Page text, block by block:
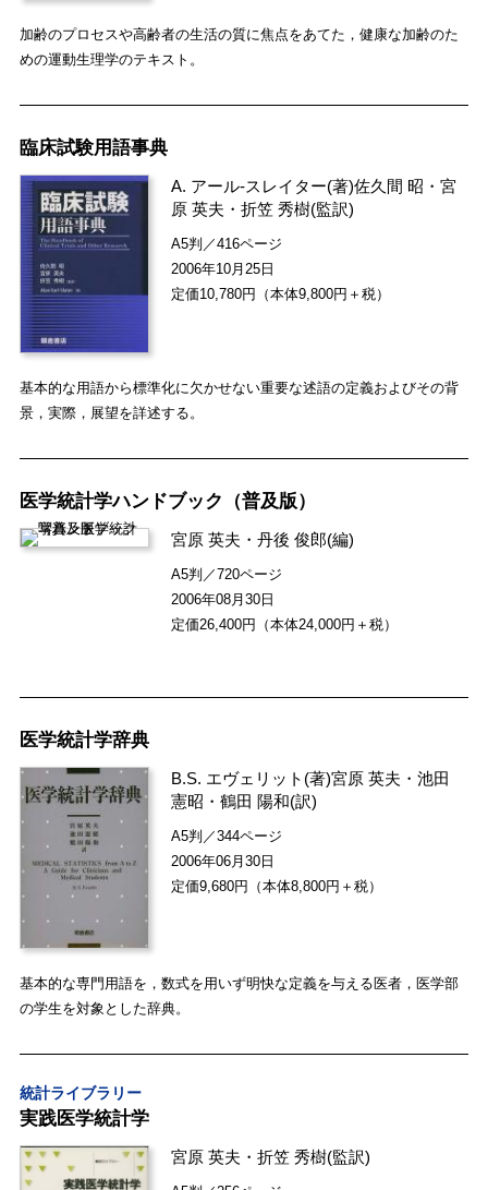
加齢のプロセスや高齢者の生活の質に焦点をあてた，健康な加齢のた
めの運動生理学のテキスト。
臨床試験用語事典
A. アール-スレイター(著)佐久間 昭 ・宮
原 英夫 ・折笠 秀樹(監訳)
A5判／416ページ
2006年10月25日
定価10,780円（本体9,800円＋税）
基本的な用語から標準化に欠かせない重要な述語の定義およびその背
景，実際，展望を詳述する。
医学統計学ハンドブック（普及版）
宮原 英夫 ・丹後 俊郎(編)
A5判／720ページ
2006年08月30日
定価26,400円（本体24,000円＋税）
医学統計学辞典
B.S. エヴェリット (著)宮原 英夫 ・池田
憲昭 ・鶴田 陽和(訳)
A5判／344ページ
2006年06月30日
定価9,680円（本体8,800円＋税）
基本的な専門用語を，数式を用いず明快な定義を与える医者，医学部
の学生を対象とした辞典。
統計ライブラリー
実践医学統計学
宮原 英夫 ・折笠 秀樹(監訳)